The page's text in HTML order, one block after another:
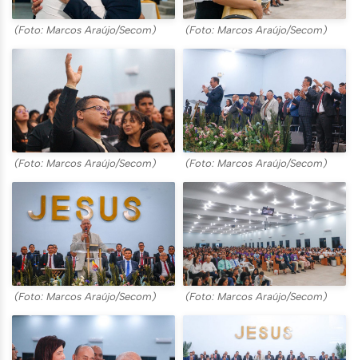
(Foto: Marcos Araújo/Secom) (Foto: Marcos Araújo/Secom)
(Foto: Marcos Araújo/Secom) (Foto: Marcos Araújo/Secom)
(Foto: Marcos Araújo/Secom) (Foto: Marcos Araújo/Secom)